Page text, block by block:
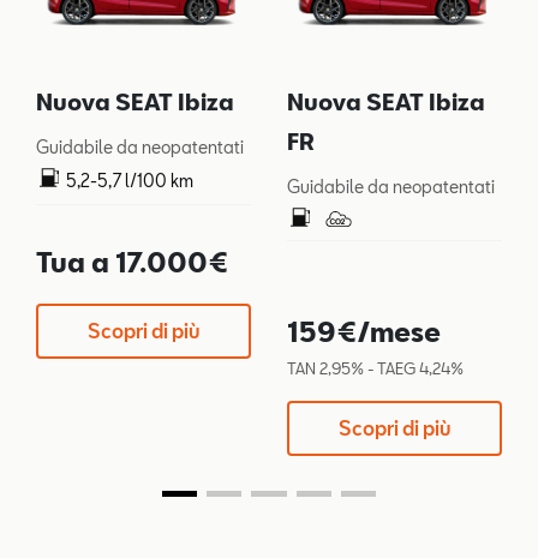
Nuova SEAT Ibiza
Guidabile da neopatentati
5,2-5,7 l/100 km
Tua a 17.000€
Scopri di più
Nuova SEAT Ibiza
FR
Guidabile da neopatentati
159€/mese
TAN 2,95% - TAEG 4,24%
Scopri di più